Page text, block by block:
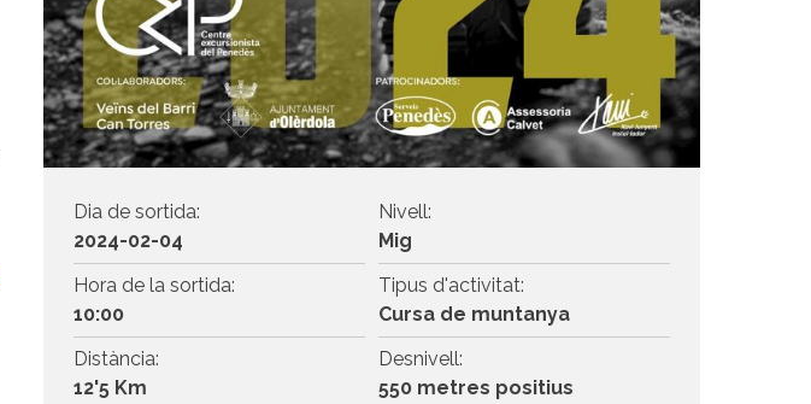
Dia de sortida:
2024-02-04
Nivell:
Mig
Hora de la sortida:
10:00
Tipus d'activitat:
Cursa de muntanya
Distància:
12'5 Km
Desnivell:
550 metres positius